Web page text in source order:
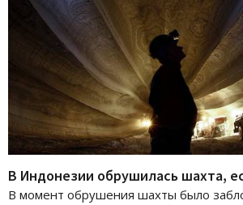
В Индонезии обрушилась шахта,
В момент обрушения шахты было